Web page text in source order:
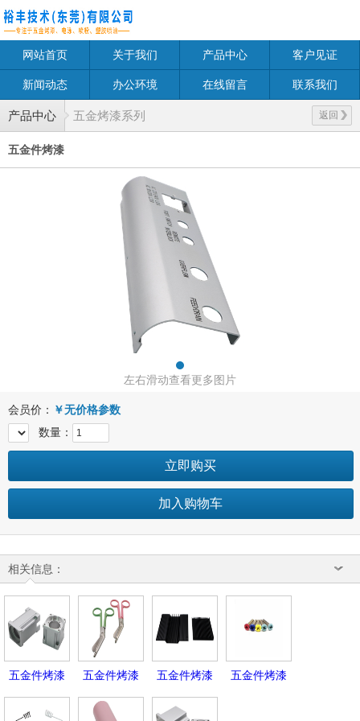
网站首页 关于我们 产品中心 客户见证
新闻动态 办公环境 在线留言 联系我们
产品中心 返回
五金烤漆系列
五金件烤漆
左右滑动查看更多图片
会员价： ￥无价格参数
数量：
立即购买
加入购物车
相关信息：
五金件烤漆 五金件烤漆 五金件烤漆 五金件烤漆